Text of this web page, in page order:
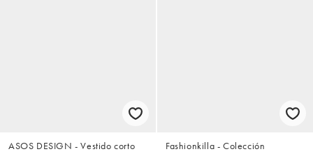
ASOS DESIGN - Vestido corto
Fashionkilla - Colección